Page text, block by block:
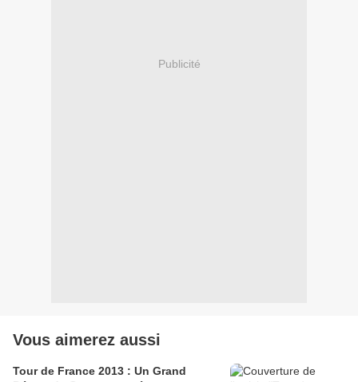
Publicité
Vous aimerez aussi
Tour de France 2013 : Un Grand